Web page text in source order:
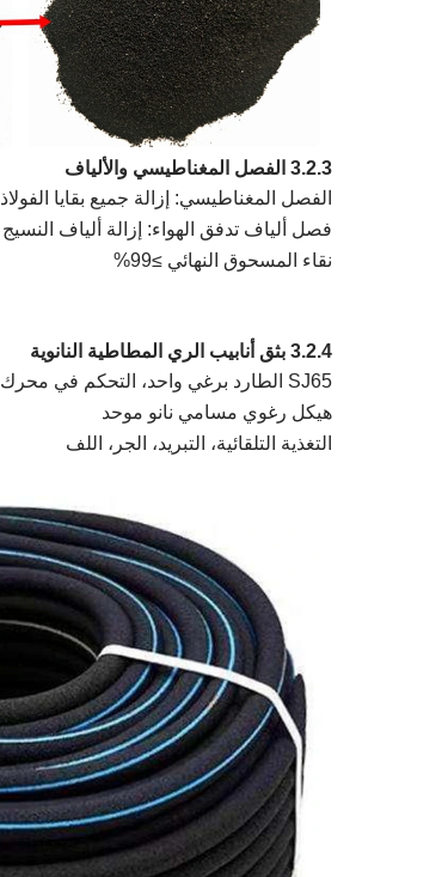
3.2.3 الفصل المغناطيسي والألياف
الفصل المغناطيسي: إزالة جميع بقايا الفولاذ
فصل ألياف تدفق الهواء: إزالة ألياف النسيج
نقاء المسحوق النهائي ≥99%
3.2.4 بثق أنابيب الري المطاطية النانوية
SJ65 الطارد برغي واحد، التحكم في محرك سيرفو
هيكل رغوي مسامي نانو موحد
التغذية التلقائية، التبريد، الجر، اللف